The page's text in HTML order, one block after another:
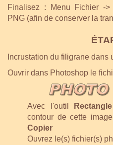
Finalisez : Menu Fichier -
PNG (afin de conserver la
Incrustation du filigrane dans
Ouvrir dans Photoshop le
Avec l'outil
contour de cette
Copier
Ouvrez le(s) fichier(s)